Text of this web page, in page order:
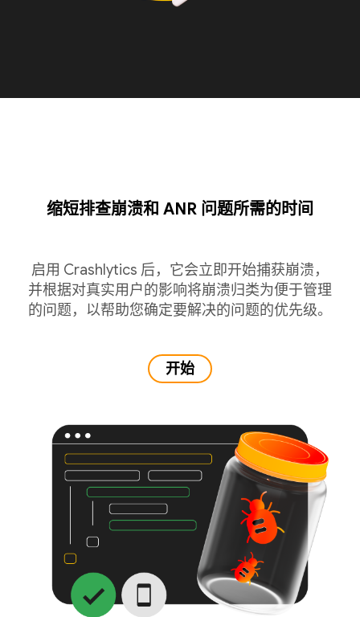
缩短排查崩溃和 ANR 问题所需的时间
启用 Crashlytics 后，它会立即开始捕获崩溃，
并根据对真实用户的影响将崩溃归类为便于管理
的问题，以帮助您确定要解决的问题的优先级。
开始